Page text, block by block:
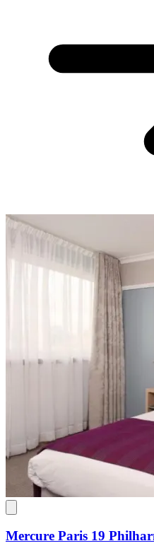
Mercure Paris 19